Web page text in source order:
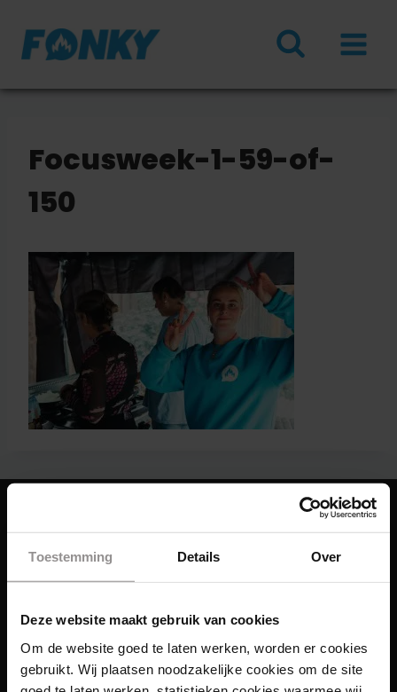
Toestemming Details Over
Deze website maakt gebruik van cookies
Om de website goed te laten werken, worden er cookies
gebruikt. Wij plaatsen noodzakelijke cookies om de site
naar
inhoud
Focusweek-1-59-of-
150